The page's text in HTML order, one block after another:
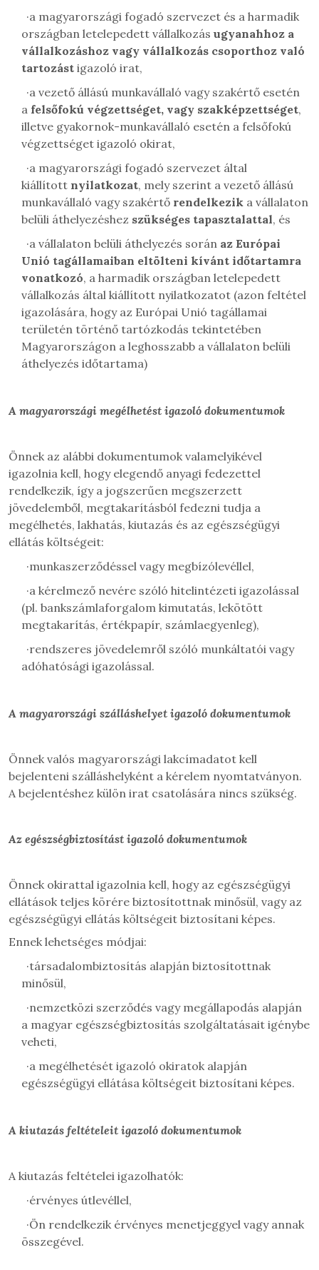
·a magyarországi fogadó szervezet és a harmadik
országban letelepedett vállalkozás ugyanahhoz a
vállalkozáshoz vagy vállalkozás csoporthoz való
tartozást igazoló irat,
·a vezető állású munkavállaló vagy szakértő esetén
a felsőfokú végzettséget, vagy szakképzettséget,
illetve gyakornok-munkavállaló esetén a felsőfokú
végzettséget igazoló okirat,
·a magyarországi fogadó szervezet által
kiállított nyilatkozat, mely szerint a vezető állású
munkavállaló vagy szakértő rendelkezik a vállalaton
belüli áthelyezéshez szükséges tapasztalattal, és
·a vállalaton belüli áthelyezés során az Európai
Unió tagállamaiban eltölteni kívánt időtartamra
vonatkozó, a harmadik országban letelepedett
vállalkozás által kiállított nyilatkozatot (azon feltétel
igazolására, hogy az Európai Unió tagállamai
területén történő tartózkodás tekintetében
Magyarországon a leghosszabb a vállalaton belüli
áthelyezés időtartama)
A magyarországi megélhetést igazoló dokumentumok
Önnek az alábbi dokumentumok valamelyikével
igazolnia kell, hogy elegendő anyagi fedezettel
rendelkezik, így a jogszerűen megszerzett
jövedelemből, megtakarításból fedezni tudja a
megélhetés, lakhatás, kiutazás és az egészségügyi
ellátás költségeit:
·munkaszerződéssel vagy megbízólevéllel,
·a kérelmező nevére szóló hitelintézeti igazolással
(pl. bankszámlaforgalom kimutatás, lekötött
megtakarítás, értékpapír, számlaegyenleg),
·rendszeres jövedelemről szóló munkáltatói vagy
adóhatósági igazolással.
A magyarországi szálláshelyet igazoló dokumentumok
Önnek valós magyarországi lakcímadatot kell
bejelenteni szálláshelyként a kérelem nyomtatványon.
A bejelentéshez külön irat csatolására nincs szükség.
Az egészségbiztosítást igazoló dokumentumok
Önnek okirattal igazolnia kell, hogy az egészségügyi
ellátások teljes körére biztosítottnak minősül, vagy az
egészségügyi ellátás költségeit biztosítani képes.
Ennek lehetséges módjai:
·társadalombiztosítás alapján biztosítottnak
minősül,
·nemzetközi szerződés vagy megállapodás alapján
a magyar egészségbiztosítás szolgáltatásait igénybe
veheti,
·a megélhetését igazoló okiratok alapján
egészségügyi ellátása költségeit biztosítani képes.
A kiutazás feltételeit igazoló dokumentumok
A kiutazás feltételei igazolhatók:
·érvényes útlevéllel,
·Ön rendelkezik érvényes menetjeggyel vagy annak
összegével.